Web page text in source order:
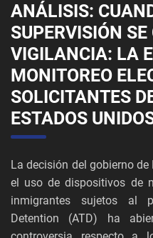
ANÁLISIS:
SUPERVISIÓN
VIGILANCIA: LA
MONITOREO
SOLICITANTES
ESTADOS
La decisión del gobierno
el uso de dispositivos de
inmigrantes sujetos al
Detention (ATD) ha